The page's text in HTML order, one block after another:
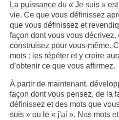
La puissance du « Je suis »
vie. Ce que vous définissez
que vous définissez et
façon dont vous vous décrivez,
construisez pour vous-même.
mots : les répéter et y croire
d’obtenir ce que vous affirmez.
À partir de maintenant,
façon dont vous pensez, de la
définissez et des mots que
suis » ou le « j'ai ». Nos mots